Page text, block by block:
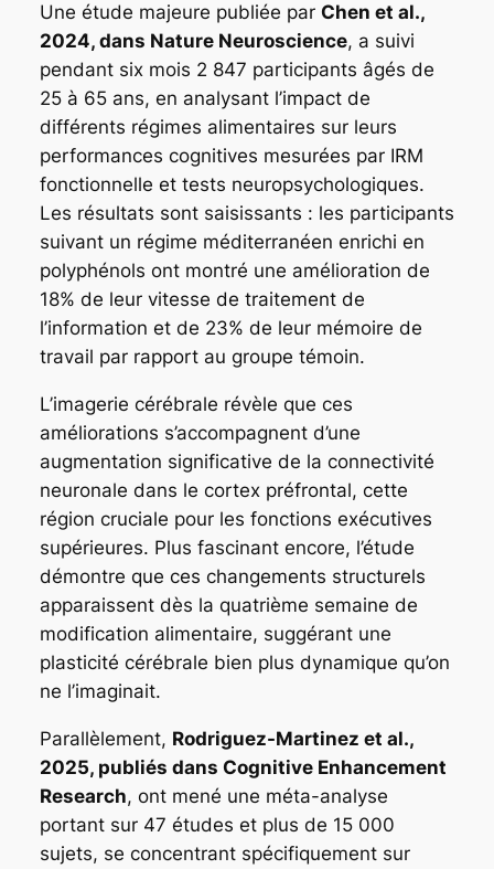
Une étude majeure publiée par Chen et al.,
2024, dans Nature Neuroscience, a suivi
pendant six mois 2 847 participants âgés de
25 à 65 ans, en analysant l’impact de
différents régimes alimentaires sur leurs
performances cognitives mesurées par IRM
fonctionnelle et tests neuropsychologiques.
Les résultats sont saisissants : les participants
suivant un régime méditerranéen enrichi en
polyphénols ont montré une amélioration de
18% de leur vitesse de traitement de
l’information et de 23% de leur mémoire de
travail par rapport au groupe témoin.
L’imagerie cérébrale révèle que ces
améliorations s’accompagnent d’une
augmentation significative de la connectivité
neuronale dans le cortex préfrontal, cette
région cruciale pour les fonctions exécutives
supérieures. Plus fascinant encore, l’étude
démontre que ces changements structurels
apparaissent dès la quatrième semaine de
modification alimentaire, suggérant une
plasticité cérébrale bien plus dynamique qu’on
ne l’imaginait.
Parallèlement, Rodriguez-Martinez et al.,
2025, publiés dans Cognitive Enhancement
Research, ont mené une méta-analyse
portant sur 47 études et plus de 15 000
sujets, se concentrant spécifiquement sur